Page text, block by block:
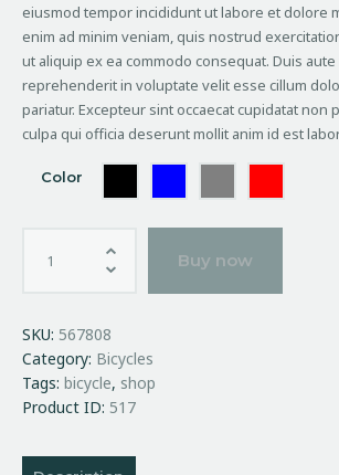
eiusmod tempor incididunt ut labore et dolore
enim ad minim veniam, quis nostrud
ut aliquip ex ea commodo consequat. Duis
reprehenderit in voluptate velit esse cillum
pariatur. Excepteur sint occaecat cupidatat non
culpa qui officia deserunt mollit anim id est
Color
Buy now
SKU: 567808
Category: Bicycles
Tags: bicycle, shop
Product ID: 517